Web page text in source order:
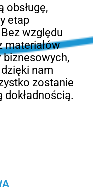
obsługę,
etap
względu
materiałów
nam
zostanie